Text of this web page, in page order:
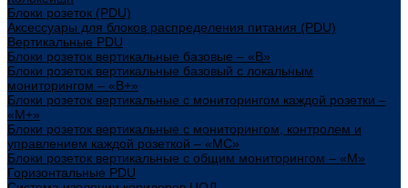
Блоки розеток (PDU)
Аксессуары для блоков распределения питания (PDU)
Вертикальные PDU
Блоки розеток вертикальные базовые – «В»
Блоки розеток вертикальные базовый с локальным
мониторингом – «В+»
Блоки розеток вертикальные с мониторингом каждой розетки –
«М+»
Блоки розеток вертикальные с мониторингом, контролем и
управлением каждой розеткой – «МС»
Блоки розеток вертикальные с общим мониторингом – «М»
Горизонтальные PDU